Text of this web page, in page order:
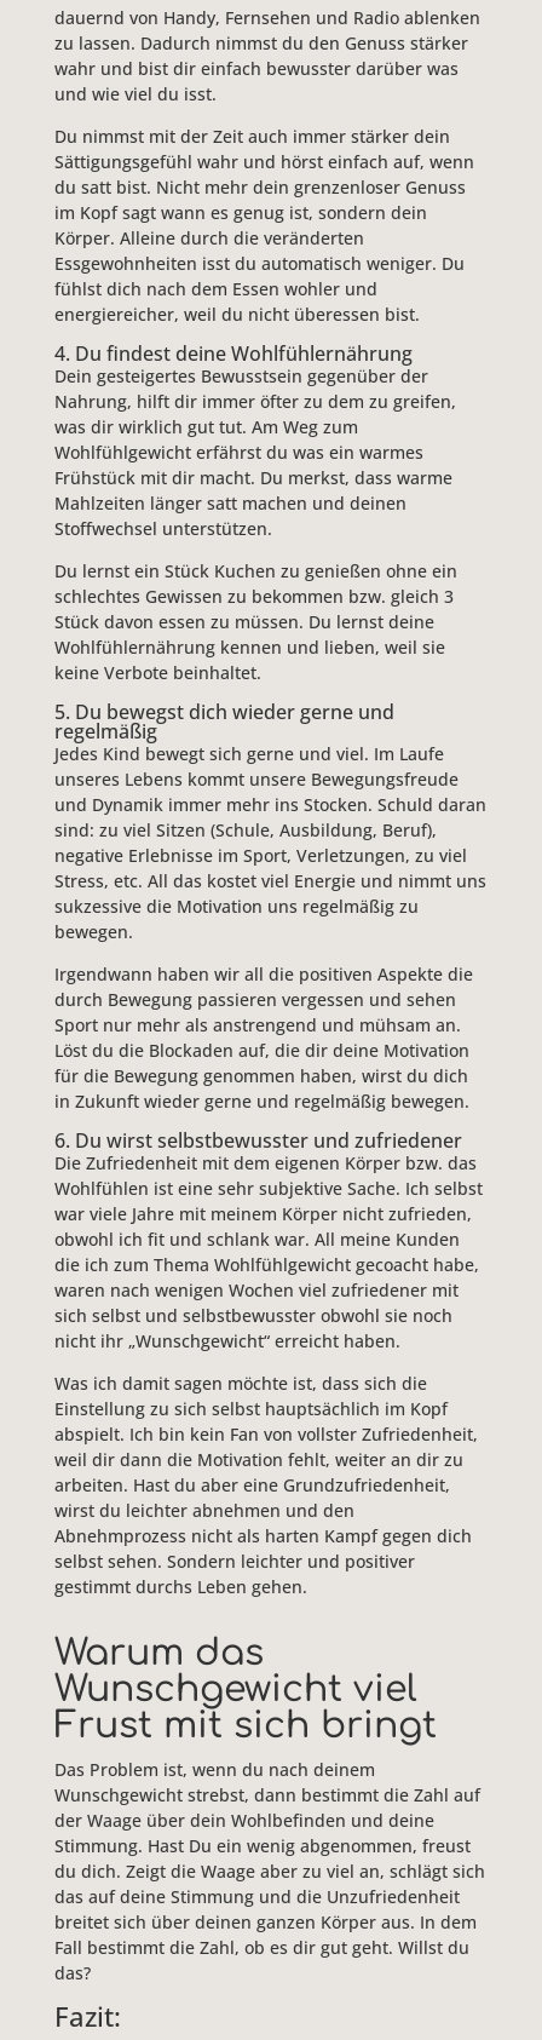
dauernd von Handy, Fernsehen und Radio ablenken
zu lassen. Dadurch nimmst du den Genuss stärker
wahr und bist dir einfach bewusster darüber was
und wie viel du isst.
Du nimmst mit der Zeit auch immer stärker dein
Sättigungsgefühl wahr und hörst einfach auf, wenn
du satt bist. Nicht mehr dein grenzenloser Genuss
im Kopf sagt wann es genug ist, sondern dein
Körper. Alleine durch die veränderten
Essgewohnheiten isst du automatisch weniger. Du
fühlst dich nach dem Essen wohler und
energiereicher, weil du nicht überessen bist.
4. Du findest deine Wohlfühlernährung
Dein gesteigertes Bewusstsein gegenüber der
Nahrung, hilft dir immer öfter zu dem zu greifen,
was dir wirklich gut tut. Am Weg zum
Wohlfühlgewicht erfährst du was ein warmes
Frühstück mit dir macht. Du merkst, dass warme
Mahlzeiten länger satt machen und deinen
Stoffwechsel unterstützen.
Du lernst ein Stück Kuchen zu genießen ohne ein
schlechtes Gewissen zu bekommen bzw. gleich 3
Stück davon essen zu müssen. Du lernst deine
Wohlfühlernährung kennen und lieben, weil sie
keine Verbote beinhaltet.
5. Du bewegst dich wieder gerne und
regelmäßig
Jedes Kind bewegt sich gerne und viel. Im Laufe
unseres Lebens kommt unsere Bewegungsfreude
und Dynamik immer mehr ins Stocken. Schuld daran
sind: zu viel Sitzen (Schule, Ausbildung, Beruf),
negative Erlebnisse im Sport, Verletzungen, zu viel
Stress, etc. All das kostet viel Energie und nimmt uns
sukzessive die Motivation uns regelmäßig zu
bewegen.
Irgendwann haben wir all die positiven Aspekte die
durch Bewegung passieren vergessen und sehen
Sport nur mehr als anstrengend und mühsam an.
Löst du die Blockaden auf, die dir deine Motivation
für die Bewegung genommen haben, wirst du dich
in Zukunft wieder gerne und regelmäßig bewegen.
6. Du wirst selbstbewusster und zufriedener
Die Zufriedenheit mit dem eigenen Körper bzw. das
Wohlfühlen ist eine sehr subjektive Sache. Ich selbst
war viele Jahre mit meinem Körper nicht zufrieden,
obwohl ich fit und schlank war. All meine Kunden
die ich zum Thema Wohlfühlgewicht gecoacht habe,
waren nach wenigen Wochen viel zufriedener mit
sich selbst und selbstbewusster obwohl sie noch
nicht ihr „Wunschgewicht“ erreicht haben.
Was ich damit sagen möchte ist, dass sich die
Einstellung zu sich selbst hauptsächlich im Kopf
abspielt. Ich bin kein Fan von vollster Zufriedenheit,
weil dir dann die Motivation fehlt, weiter an dir zu
arbeiten. Hast du aber eine Grundzufriedenheit,
wirst du leichter abnehmen und den
Abnehmprozess nicht als harten Kampf gegen dich
selbst sehen. Sondern leichter und positiver
gestimmt durchs Leben gehen.
Warum das
Wunschgewicht viel
Frust mit sich bringt
Das Problem ist, wenn du nach deinem
Wunschgewicht strebst, dann bestimmt die Zahl auf
der Waage über dein Wohlbefinden und deine
Stimmung. Hast Du ein wenig abgenommen, freust
du dich. Zeigt die Waage aber zu viel an, schlägt sich
das auf deine Stimmung und die Unzufriedenheit
breitet sich über deinen ganzen Körper aus. In dem
Fall bestimmt die Zahl, ob es dir gut geht. Willst du
das?
Fazit: